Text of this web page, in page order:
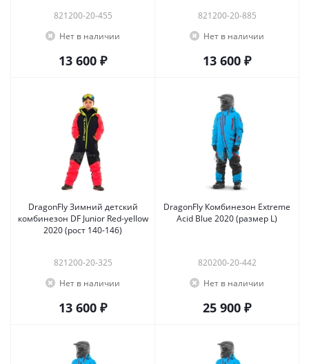
821200-20-455
Нет в наличии
13 600 ₽
821200-20-885
Нет в наличии
13 600 ₽
DragonFly Зимний детский
комбинезон DF Junior Red-yellow
2020 (рост 140-146)
821200-20-325
Нет в наличии
13 600 ₽
DragonFly Комбинезон Extreme
Acid Blue 2020 (размер L)
820200-20-442
Нет в наличии
25 900 ₽